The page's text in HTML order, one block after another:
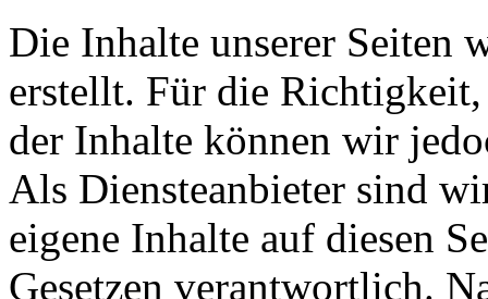
Die Inhalte unserer Seiten
erstellt. Für die
der Inhalte können wir
Als Diensteanbieter sind
eigene Inhalte auf diesen
Gesetzen verantwortlich.